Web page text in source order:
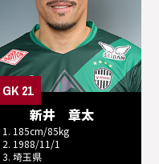
GK 21
新井 章太
1. 185cm/85kg
2. 1988/11/1
3. 埼玉県